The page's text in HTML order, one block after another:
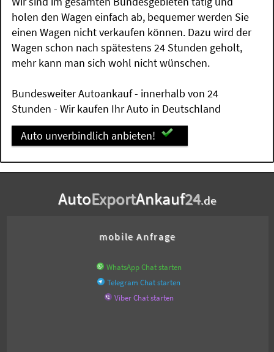
holen den Wagen einfach ab, bequemer werden Sie
einen Wagen nicht verkaufen können. Dazu wird der
Wagen schon nach spätestens 24 Stunden geholt,
mehr kann man sich wohl nicht wünschen.
Bundesweiter Autoankauf - innerhalb von 24
Stunden - Wir kaufen Ihr Auto in Deutschland
Auto unverbindlich anbieten!
AutoExportAnkauf24.de
mobile Anfrage
WhatsApp Chat starten
Telegram Chat starten
Viber Chat starten